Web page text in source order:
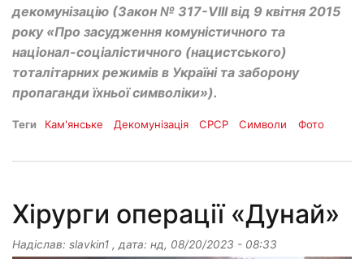
декомунізацію (Закон № 317-VIII від 9 квітня 2015
року «Про засудження комуністичного та
націонал-соціалістичного (нацистського)
тоталітарних режимів в Україні та заборону
пропаганди їхньої символіки»).
Теги Кам'янське Декомунізація СРСР Символи Фото
Хірурги операції «Дунай»
Надіслав: slavkin1 , дата: нд, 08/20/2023 - 08:33